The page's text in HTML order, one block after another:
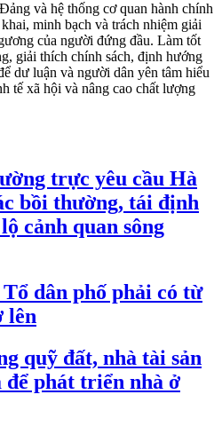
và hệ thống cơ quan hành chính
minh bạch và trách nhiệm giải
của người đứng đầu. Làm tốt
giải thích chính sách, định hướng
dư luận và người dân yên tâm hiểu
tế xã hội và nâng cao chất lượng
trực yêu cầu Hà
bồi thường, tái định
cảnh quan sông
dân phố phải có từ
lên
quỹ đất, nhà tài sản
để phát triển nhà ở